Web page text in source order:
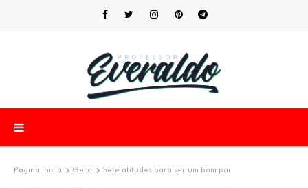
Página inicial Geral Sete atitudes para ser um bom pai